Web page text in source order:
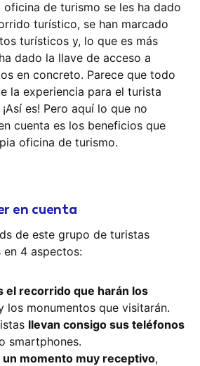
oficina de turismo se les ha dado
turístico, se han marcado
turísticos y, lo que es más
dado la llave de acceso a
en concreto. Parece que todo
la experiencia para el turista
es! Pero aquí lo que no
cuenta es los beneficios que
oficina de turismo.
en cuenta
de este grupo de turistas
en 4 aspectos:
el recorrido que harán los
los monumentos que visitarán.
llevan consigo sus teléfonos
smartphones.
un momento muy receptivo,